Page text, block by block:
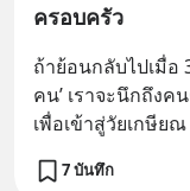
ครอบครัว
ถ้าย้อนกลับไปเมื่อ
คน’ เราจะนึกถึง
เพื่อเข้าสู่วัยเกษีย
7 บันทึก